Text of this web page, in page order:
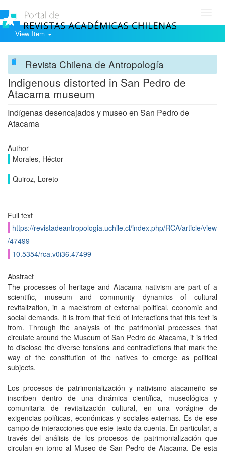
View Item
Revista Chilena de Antropología
Indigenous distorted in San Pedro de
Atacama museum
Indígenas desencajados y museo en San Pedro de
Atacama
Author
Morales, Héctor
Quiroz, Loreto
Full text
https://revistadeantropologia.uchile.cl/index.php/RCA/article/view
/47499
10.5354/rca.v0i36.47499
Abstract
The processes of heritage and Atacama nativism are part of a
scientific, museum and community dynamics of cultural
revitalization, in a maelstrom of external political, economic and
social demands. It is from that field of interactions that this text is
from. Through the analysis of the patrimonial processes that
circulate around the Museum of San Pedro de Atacama, it is tried
to disclose the diverse tensions and contradictions that mark the
way of the constitution of the natives to emerge as political
subjects.
Los procesos de patrimonialización y nativismo atacameño se
inscriben dentro de una dinámica científica, museológica y
comunitaria de revitalización cultural, en una vorágine de
exigencias políticas, económicas y sociales externas. Es de ese
campo de interacciones que este texto da cuenta. En particular, a
través del análisis de los procesos de patrimonialización que
circulan en torno al Museo de San Pedro de Atacama. De esta